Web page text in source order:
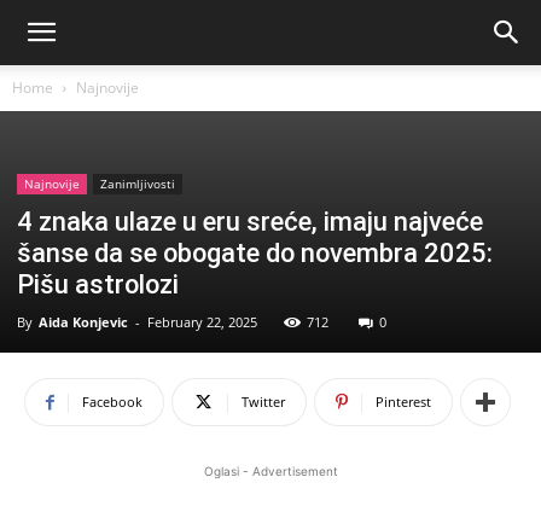
Home Najnovije
Najnovije Zanimljivosti
4 znaka ulaze u eru sreće, imaju najveće
šanse da se obogate do novembra 2025:
Pišu astrolozi
By Aida Konjevic - February 22, 2025 712 0
Facebook Twitter Pinterest
Oglasi - Advertisement